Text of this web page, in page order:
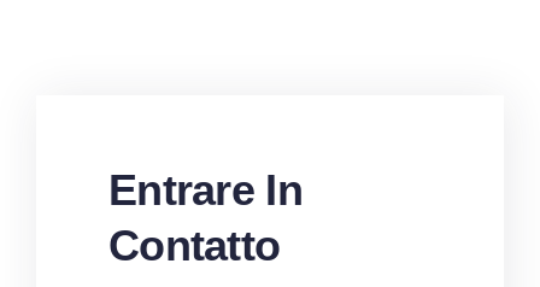
Entrare In
Contatto